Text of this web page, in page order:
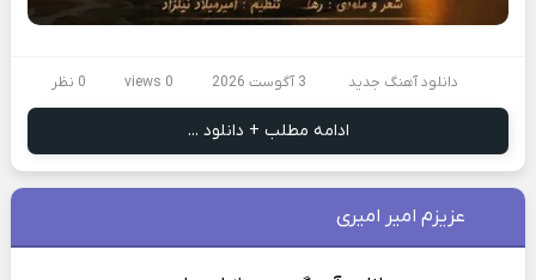
دانلود آهنگ جدید 3 آگوست 2026 0 views 0 نظر
ادامه مطلب + دانلود ...
عزیزم امیر امیری